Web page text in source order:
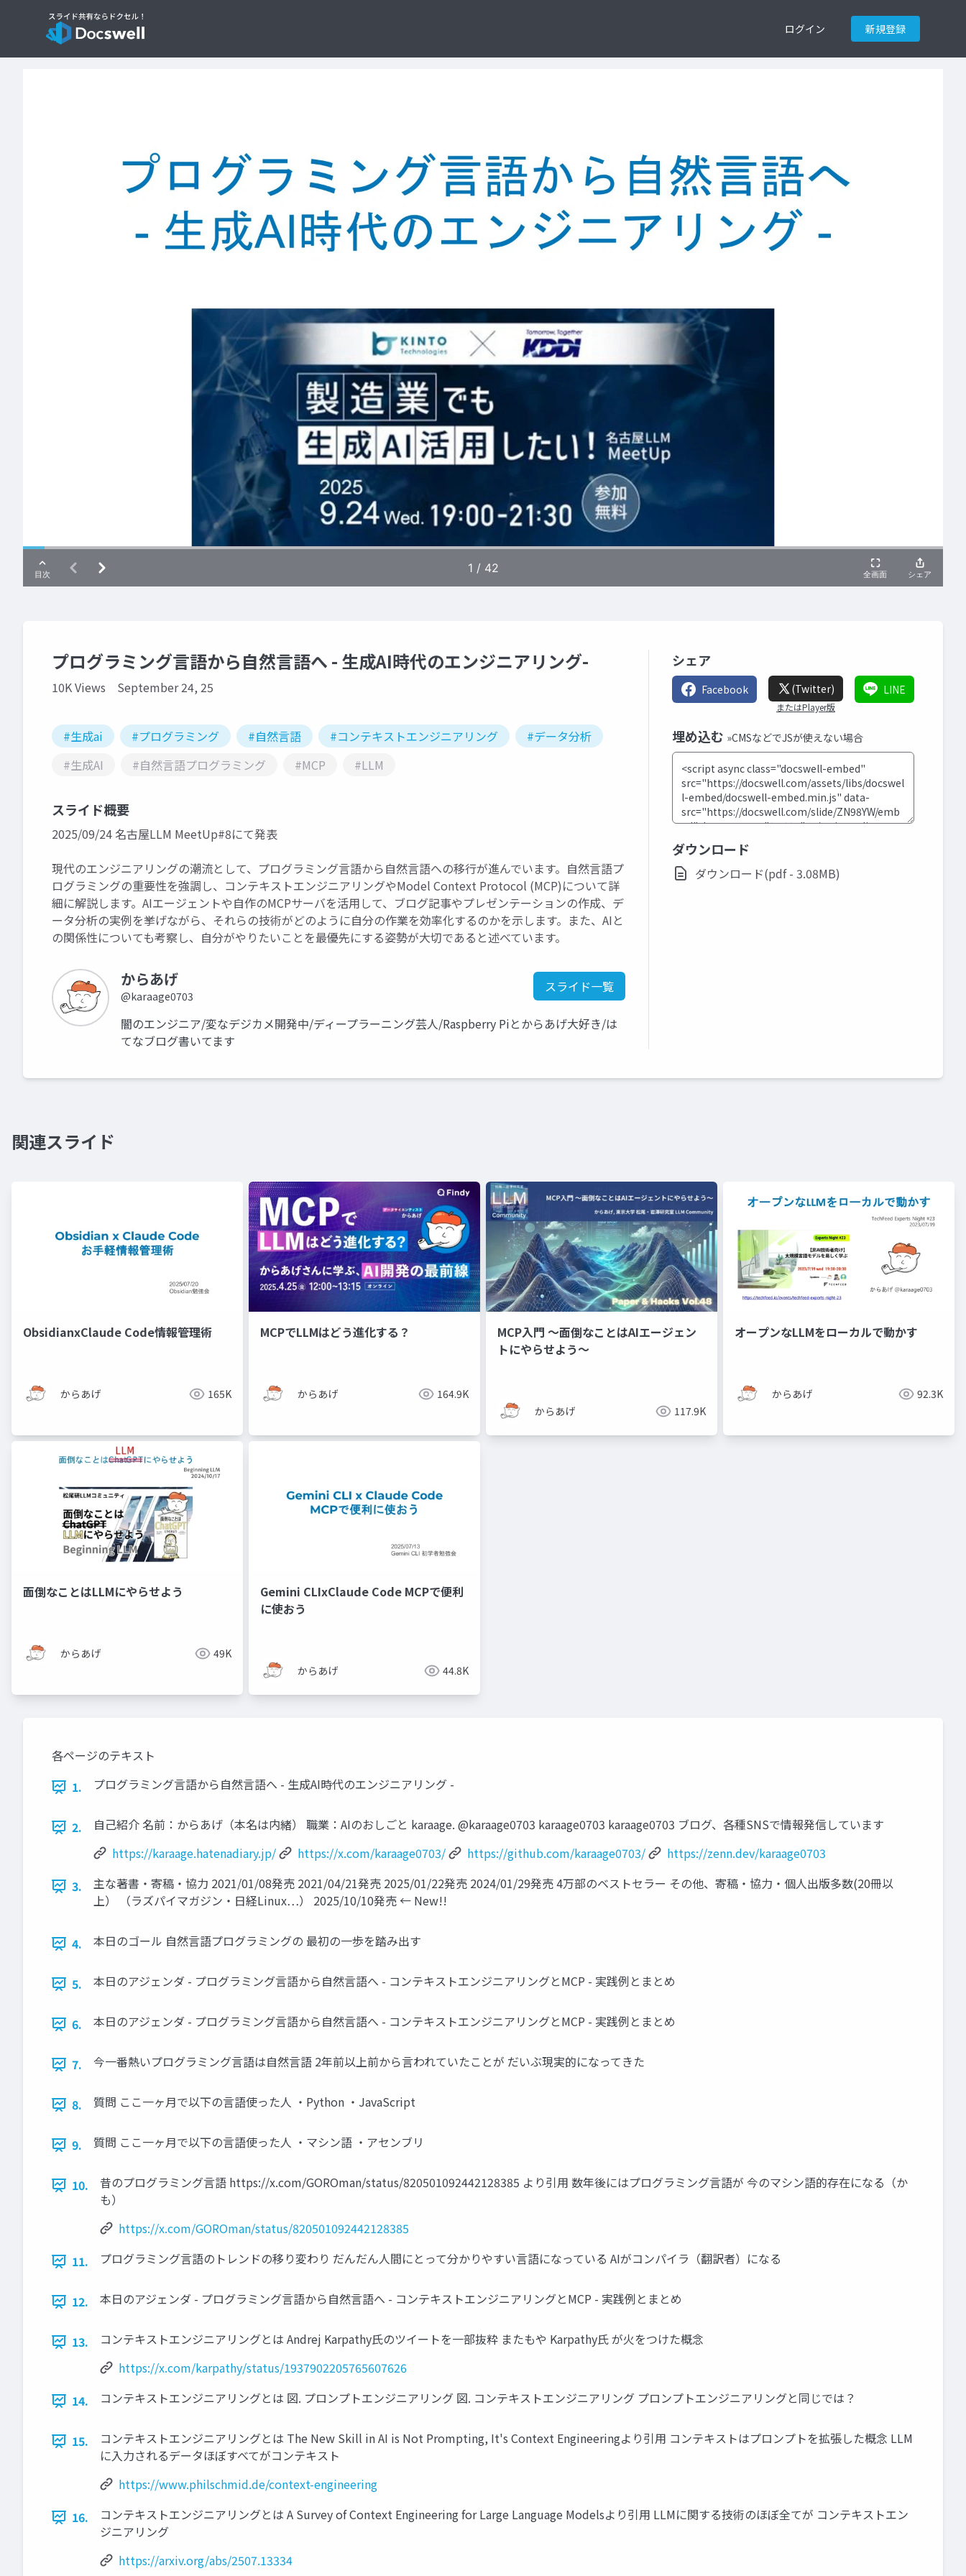
ログイン 新規登録
プログラミング言語から自然言語へ - 生成AI時代のエンジニアリング-
10K Views September 24, 25
#生成ai #プログラミング #自然言語 #コンテキストエンジニアリング
#データ分析
#生成AI
#自然言語プログラミング #MCP #LLM
スライド概要
2025/09/24 名古屋LLM MeetUp#8にて発表
現代のエンジニアリングの潮流として、プログラミング言語から自然言語への移行が進んでいます。自然言語プ
ログラミングの重要性を強調し、コンテキストエンジニアリングやModel Context Protocol (MCP)について詳
細に解説します。AIエージェントや自作のMCPサーバを活用して、ブログ記事やプレゼンテーションの作成、デ
ータ分析の実例を挙げながら、それらの技術がどのように自分の作業を効率化するのかを示します。また、AIと
の関係性についても考察し、自分がやりたいことを最優先にする姿勢が大切であると述べています。
からあげ
@karaage0703
スライド一覧
闇のエンジニア/変なデジカメ開発中/ディープラーニング芸人/Raspberry Piとからあげ大好き/は
てなブログ書いてます
シェア
Facebook (Twitter)
またはPlayer版
LINE
埋め込む »CMSなどでJSが使えない場合
ダウンロード
ダウンロード(pdf - 3.08MB)
関連スライド
ObsidianxClaude Code情報管理術
からあげ 165K
MCPでLLMはどう進化する？
からあげ 164.9K
MCP入門 〜面倒なことはAIエージェン
トにやらせよう〜
からあげ 117.9K
オープンなLLMをローカルで動かす
からあげ 92.3K
面倒なことはLLMにやらせよう
からあげ 49K
Gemini CLIxClaude Code MCPで便利
に使おう
からあげ 44.8K
各ページのテキスト
1.
プログラミング言語から自然言語へ - 生成AI時代のエンジニアリング -
2.
自己紹介 名前：からあげ（本名は内緒） 職業：AIのおしごと karaage. @karaage0703 karaage0703 karaage0703 ブログ、各種SNSで情報発信しています
https://karaage.hatenadiary.jp/
https://x.com/karaage0703/ https://github.com/karaage0703/
https://zenn.dev/karaage0703
3.
主な著書・寄稿・協力 2021/01/08発売 2021/04/21発売 2025/01/22発売 2024/01/29発売 4万部のベストセラー その他、寄稿・協力・個人出版多数(20冊以
上） （ラズパイマガジン・日経Linux…） 2025/10/10発売 ← New!!
4. 本日のゴール 自然言語プログラミングの 最初の一歩を踏み出す
5. 本日のアジェンダ - プログラミング言語から自然言語へ - コンテキストエンジニアリングとMCP - 実践例とまとめ
6. 本日のアジェンダ - プログラミング言語から自然言語へ - コンテキストエンジニアリングとMCP - 実践例とまとめ
7. 今一番熱いプログラミング言語は自然言語 2年前以上前から言われていたことが だいぶ現実的になってきた
8. 質問 ここ一ヶ月で以下の言語使った人 ・Python ・JavaScript
9. 質問 ここ一ヶ月で以下の言語使った人 ・マシン語 ・アセンブリ
10.
昔のプログラミング言語 https://x.com/GOROman/status/820501092442128385 より引用 数年後にはプログラミング言語が 今のマシン語的存在になる（か
も）
https://x.com/GOROman/status/820501092442128385
11.
プログラミング言語のトレンドの移り変わり だんだん人間にとって分かりやすい言語になっている AIがコンパイラ（翻訳者）になる
12. 本日のアジェンダ - プログラミング言語から自然言語へ - コンテキストエンジニアリングとMCP - 実践例とまとめ
13.
コンテキストエンジニアリングとは Andrej Karpathy氏のツイートを一部抜粋 またもや Karpathy氏 が火をつけた概念
https://x.com/karpathy/status/1937902205765607626
14.
コンテキストエンジニアリングとは 図. プロンプトエンジニアリング 図. コンテキストエンジニアリング プロンプトエンジニアリングと同じでは？
15.
コンテキストエンジニアリングとは The New Skill in AI is Not Prompting, It's Context Engineeringより引用 コンテキストはプロンプトを拡張した概念 LLM
に入力されるデータほぼすべてがコンテキスト
https://www.philschmid.de/context-engineering
16.
コンテキストエンジニアリングとは A Survey of Context Engineering for Large Language Modelsより引用 LLMに関する技術のほぼ全てが コンテキストエン
ジニアリング
https://arxiv.org/abs/2507.13334